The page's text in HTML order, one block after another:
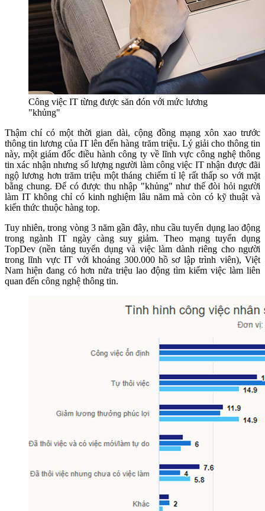
Công việc IT từng được săn đón với mức lương
"khủng"
Thậm chí có một thời gian dài, cộng đồng mạng xôn xao trước
thông tin lương của IT lên đến hàng trăm triệu. Lý giải cho thông tin
này, một giám đốc điều hành công ty về lĩnh vực công nghệ thông
tin xác nhận nhưng số lượng người làm công việc IT nhận được đãi
ngộ lương hơn trăm triệu một tháng chiếm tỉ lệ rất thấp so với mặt
bằng chung. Để có được thu nhập "khủng" như thế đòi hỏi người
làm IT không chỉ có kinh nghiệm lâu năm mà còn có kỹ thuật và
kiến thức thuộc hàng top.
Tuy nhiên, trong vòng 3 năm gần đây, nhu cầu tuyển dụng lao động
trong ngành IT ngày càng suy giảm. Theo mạng tuyển dụng
TopDev (nền tảng tuyển dụng và việc làm dành riêng cho người
trong lĩnh vực IT với khoảng 300.000 hồ sơ lập trình viên), Việt
Nam hiện đang có hơn nửa triệu lao động tìm kiếm việc làm liên
quan đến công nghệ thông tin.